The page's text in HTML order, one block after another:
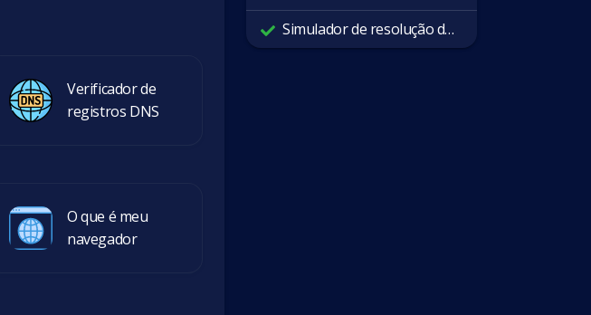
Verificador de
registros DNS
O que é meu
navegador
Simulador de resolução de tela